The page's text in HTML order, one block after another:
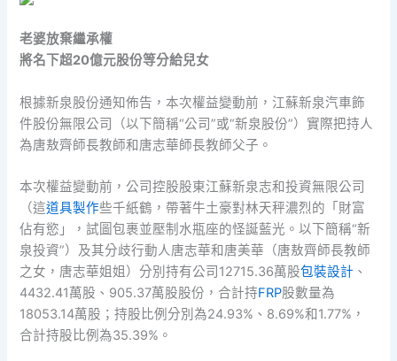
老婆放棄繼承權
將名下超20億元股份等分給兒女
根據新泉股份通知佈告，本次權益變動前，江蘇新泉汽車飾
件股份無限公司（以下簡稱“公司”或“新泉股份”）實際把持人
為唐敖齊師長教師和唐志華師長教師父子。
本次權益變動前，公司控股股東江蘇新泉志和投資無限公司
（這道具製作些千紙鶴，帶著牛土豪對林天秤濃烈的「財富
佔有慾」，試圖包裹並壓制水瓶座的怪誕藍光。以下簡稱“新
泉投資”）及其分歧行動人唐志華和唐美華（唐敖齊師長教師
之女，唐志華姐姐）分別持有公司12715.36萬股包裝設計 、
4432.41萬股、905.37萬股股份，合計持FRP股數量為
18053.14萬股；持股比例分別為24.93%、8.69%和1.77%，
合計持股比例為35.39%。